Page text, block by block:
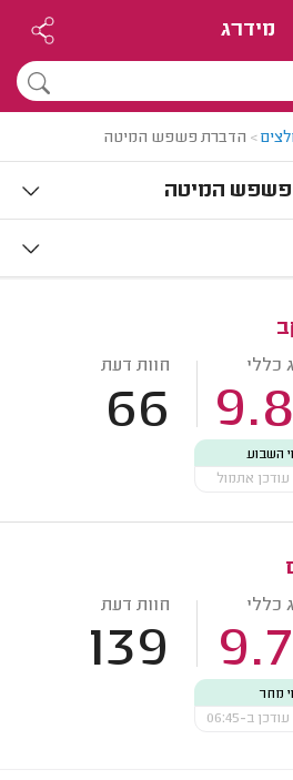
מידרג
> הדברת פשפש המיטה
המיטה
כללי חוות דעת
66
השבוע
עודכן אתמול
כללי חוות דעת
139
מחר
עודכן ב-06:45